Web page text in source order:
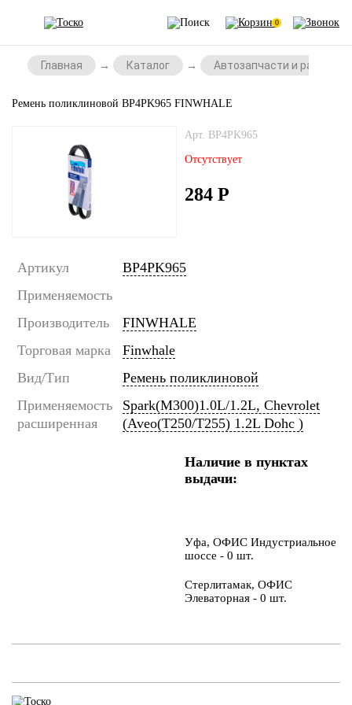
0
Главная Каталог Автозапчасти и
Ремень поликлиновой BP4PK965 FINWHALE
Арт. BP4PK965
Отсутствует
284 Р
Артикул
BP4PK965
Применяемость
Производитель
FINWHALE
Торговая марка
Finwhale
Вид/Тип
Ремень поликлиновой
Применяемость
расширенная
Spark(M300)1.0L/1.2L, Chevrolet
(Aveo(T250/T255) 1.2L Dohc )
Наличие в пунктах
выдачи:
Уфа, ОФИС Индустриальное
шоссе - 0 шт.
Стерлитамак, ОФИС
Элеваторная - 0 шт.